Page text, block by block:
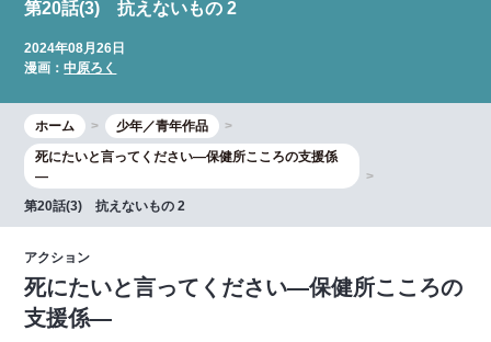
第20話(3) 抗えないもの 2
2024年08月26日
漫画：中原ろく
ホーム
少年／青年作品
死にたいと言ってください―保健所こころの支援係
―
第20話(3) 抗えないもの 2
アクション
死にたいと言ってください―保健所こころの
支援係―